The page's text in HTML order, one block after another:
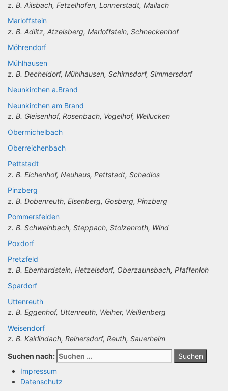
z. B. Ailsbach, Fetzelhofen, Lonnerstadt, Mailach
Marloffstein
z. B. Adlitz, Atzelsberg, Marloffstein, Schneckenhof
Möhrendorf
Mühlhausen
z. B. Decheldorf, Mühlhausen, Schirnsdorf, Simmersdorf
Neunkirchen a.Brand
Neunkirchen am Brand
z. B. Gleisenhof, Rosenbach, Vogelhof, Wellucken
Obermichelbach
Oberreichenbach
Pettstadt
z. B. Eichenhof, Neuhaus, Pettstadt, Schadlos
Pinzberg
z. B. Dobenreuth, Elsenberg, Gosberg, Pinzberg
Pommersfelden
z. B. Schweinbach, Steppach, Stolzenroth, Wind
Poxdorf
Pretzfeld
z. B. Eberhardstein, Hetzelsdorf, Oberzaunsbach, Pfaffenloh
Spardorf
Uttenreuth
z. B. Eggenhof, Uttenreuth, Weiher, Weißenberg
Weisendorf
z. B. Kairlindach, Reinersdorf, Reuth, Sauerheim
Suchen nach:
Impressum
Datenschutz